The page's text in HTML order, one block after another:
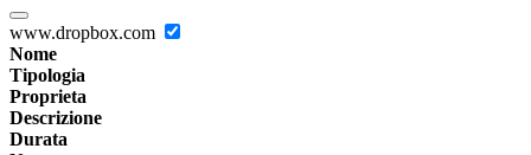
www.dropbox.com
Nome
Tipologia
Proprieta
Descrizione
Durata